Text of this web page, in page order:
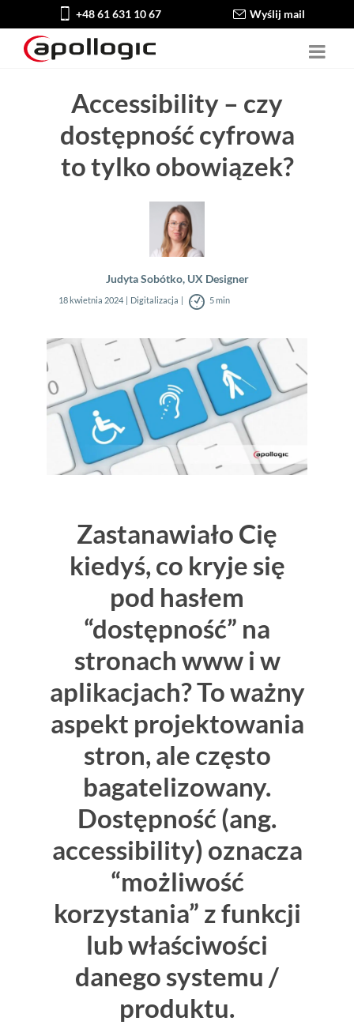
+48 61 631 10 67 Wyślij mail
Accessibility – czy
dostępność cyfrowa
to tylko obowiązek?
Judyta Sobótko, UX Designer
18 kwietnia 2024 Digitalizacja 5 min
Zastanawiało Cię
kiedyś, co kryje się
pod hasłem
“dostępność” na
stronach www i w
aplikacjach? To ważny
aspekt projektowania
stron, ale często
bagatelizowany.
Dostępność (ang.
accessibility) oznacza
“możliwość
korzystania” z funkcji
lub właściwości
danego systemu /
produktu.